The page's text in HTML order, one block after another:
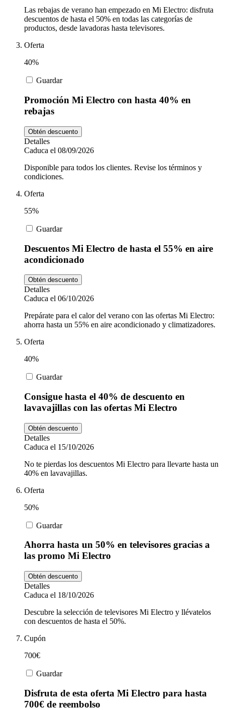
Las rebajas de verano han empezado en Mi Electro: disfruta
descuentos de hasta el 50% en todas las categorías de
productos, desde lavadoras hasta televisores.
Oferta
40%
Guardar
Promoción Mi Electro con hasta 40% en
rebajas
Obtén descuento
Detalles
Caduca el 08/09/2026
Disponible para todos los clientes. Revise los términos y
condiciones.
Oferta
55%
Guardar
Descuentos Mi Electro de hasta el 55% en aire
acondicionado
Obtén descuento
Detalles
Caduca el 06/10/2026
Prepárate para el calor del verano con las ofertas Mi Electro:
ahorra hasta un 55% en aire acondicionado y climatizadores.
Oferta
40%
Guardar
Consigue hasta el 40% de descuento en
lavavajillas con las ofertas Mi Electro
Obtén descuento
Detalles
Caduca el 15/10/2026
No te pierdas los descuentos Mi Electro para llevarte hasta un
40% en lavavajillas.
Oferta
50%
Guardar
Ahorra hasta un 50% en televisores gracias a
las promo Mi Electro
Obtén descuento
Detalles
Caduca el 18/10/2026
Descubre la selección de televisores Mi Electro y llévatelos
con descuentos de hasta el 50%.
Cupón
700€
Guardar
Disfruta de esta oferta Mi Electro para hasta
700€ de reembolso